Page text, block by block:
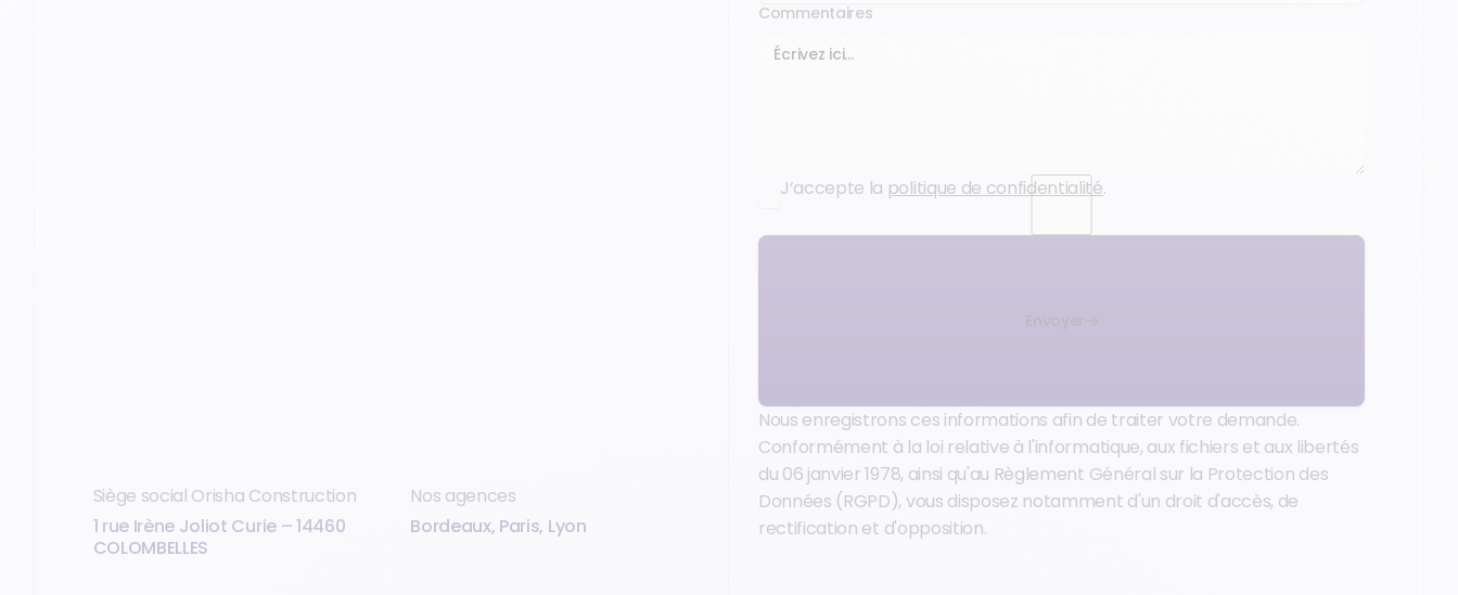
Siège social Orisha Construction
1 rue Irène Joliot Curie – 14460
COLOMBELLES
Nos agences
Bordeaux, Paris, Lyon
Commentaires
J’accepte la politique de confidentialité.
Envoyer
Nous enregistrons ces informations afin de traiter votre demande.
Conformément à la loi relative à l'informatique, aux fichiers et aux libertés
du 06 janvier 1978, ainsi qu'au Règlement Général sur la Protection des
Données (RGPD), vous disposez notamment d'un droit d'accès, de
rectification et d'opposition.